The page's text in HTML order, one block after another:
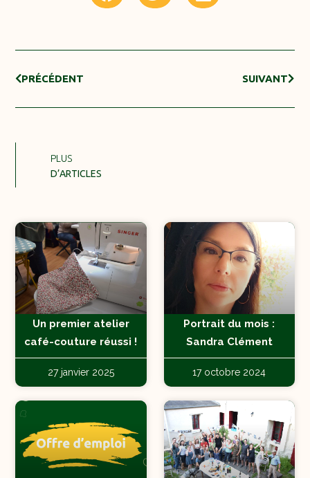
PRÉCÉDENT SUIVANT
PLUS
D’ARTICLES
Un premier atelier
café-couture réussi !
27 janvier 2025
Portrait du mois :
Sandra Clément
17 octobre 2024